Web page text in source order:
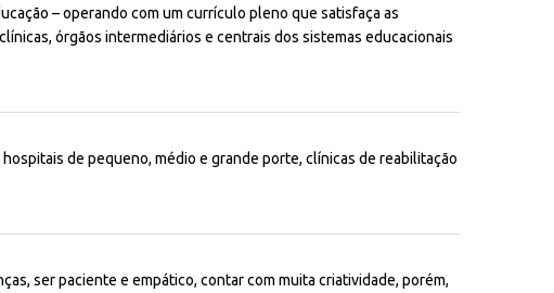
– operando com um currículo pleno que satisfaça as
órgãos intermediários e centrais dos sistemas educacionais
de pequeno, médio e grande porte, clínicas de reabilitação
ser paciente e empático, contar com muita criatividade, porém,